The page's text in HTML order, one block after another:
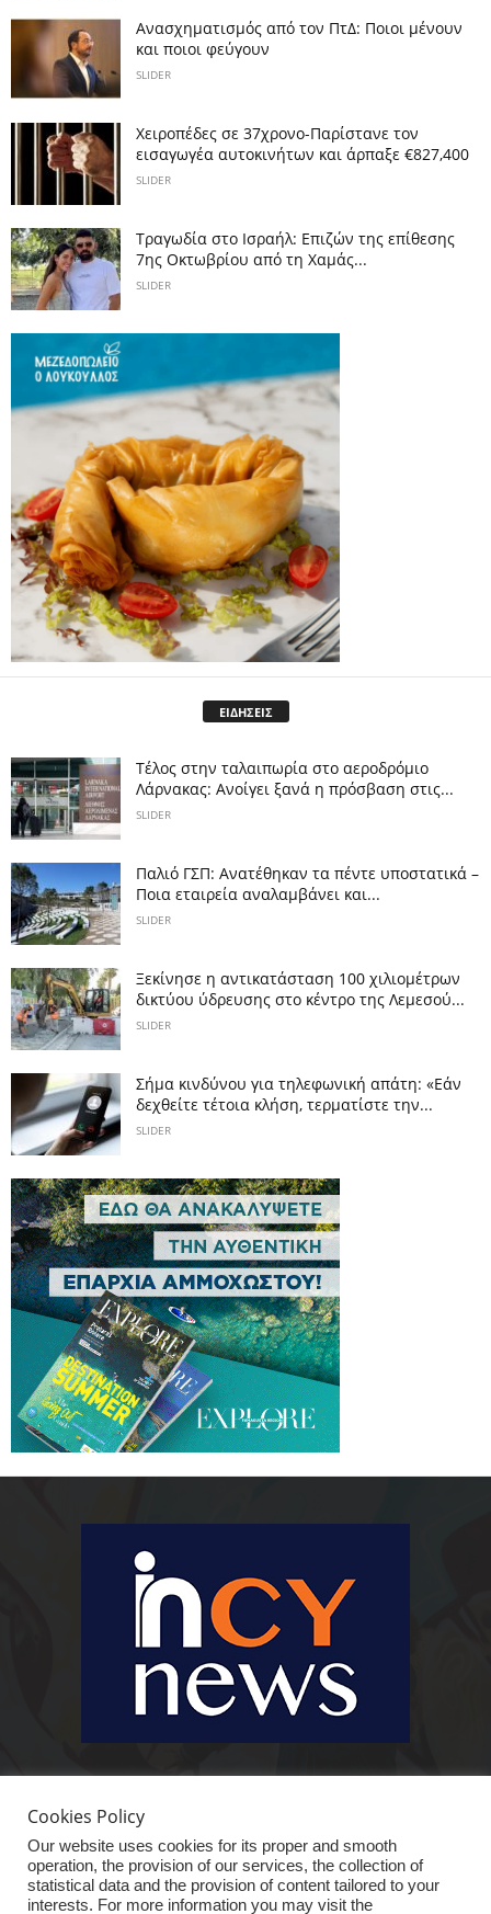
Ανασχηματισμός από τον ΠτΔ: Ποιοι μένουν
και ποιοι φεύγουν
SLIDER
Χειροπέδες σε 37χρονο-Παρίστανε τον
εισαγωγέα αυτοκινήτων και άρπαξε €827,400
SLIDER
Τραγωδία στο Ισραήλ: Επιζών της επίθεσης
7ης Οκτωβρίου από τη Χαμάς...
SLIDER
ΕΙΔΗΣΕΙΣ
Tέλος στην ταλαιπωρία στο αεροδρόμιο
Λάρνακας: Ανοίγει ξανά η πρόσβαση στις...
SLIDER
Παλιό ΓΣΠ: Ανατέθηκαν τα πέντε υποστατικά –
Ποια εταιρεία αναλαμβάνει και...
SLIDER
Ξεκίνησε η αντικατάσταση 100 χιλιομέτρων
δικτύου ύδρευσης στο κέντρο της Λεμεσού...
SLIDER
Σήμα κινδύνου για τηλεφωνική απάτη: «Εάν
δεχθείτε τέτοια κλήση, τερματίστε την...
SLIDER
είστε πραγματικά in cynews στην επικαιρότητα.
Cookies Policy
Our website uses cookies for its proper and smooth
operation, the provision of our services, the collection of
statistical data and the provision of content tailored to your
interests. For more information you may visit the